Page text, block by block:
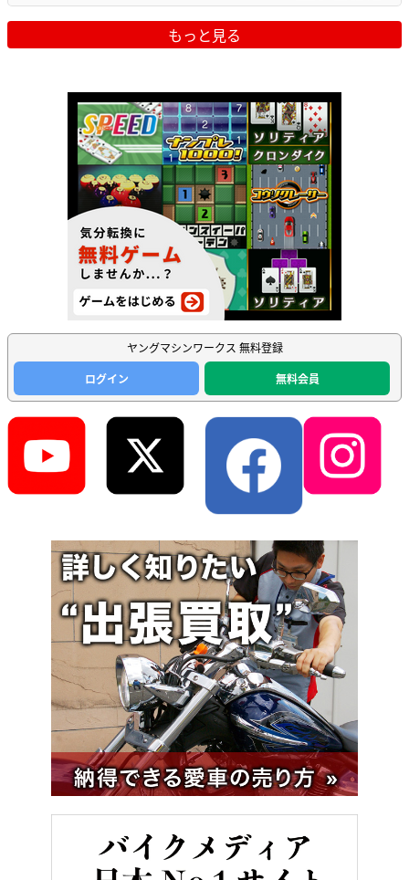
もっと見る
ヤングマシンワークス 無料登録
ログイン
無料会員